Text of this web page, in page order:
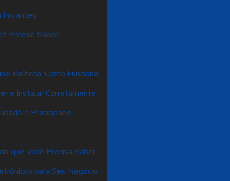
Precisa Saber
Palheta: Como Funciona
e Instalar Corretamente
e Praticidade
que Você Precisa Saber
para Seu Negócio